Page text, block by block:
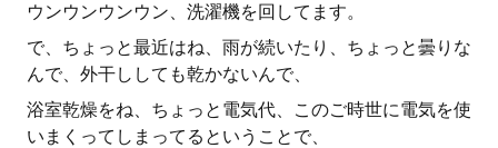
ウンウンウンウン、洗濯機を回してます。
で、ちょっと最近はね、雨が続いたり、ちょっと曇りな
んで、外干ししても乾かないんで、
浴室乾燥をね、ちょっと電気代、このご時世に電気を使
いまくってしまってるということで、